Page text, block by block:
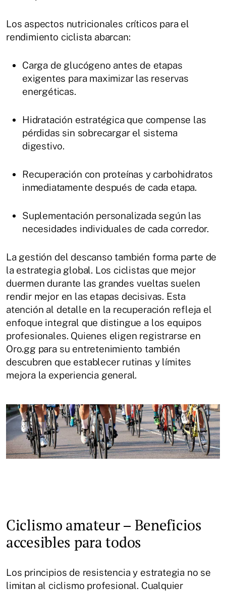
Los aspectos nutricionales críticos para el
rendimiento ciclista abarcan:
Carga de glucógeno antes de etapas
exigentes para maximizar las reservas
energéticas.
Hidratación estratégica que compense las
pérdidas sin sobrecargar el sistema
digestivo.
Recuperación con proteínas y carbohidratos
inmediatamente después de cada etapa.
Suplementación personalizada según las
necesidades individuales de cada corredor.
La gestión del descanso también forma parte de
la estrategia global. Los ciclistas que mejor
duermen durante las grandes vueltas suelen
rendir mejor en las etapas decisivas. Esta
atención al detalle en la recuperación refleja el
enfoque integral que distingue a los equipos
profesionales. Quienes eligen registrarse en
Oro.gg para su entretenimiento también
descubren que establecer rutinas y límites
mejora la experiencia general.
Ciclismo amateur – Beneficios
accesibles para todos
Los principios de resistencia y estrategia no se
limitan al ciclismo profesional. Cualquier